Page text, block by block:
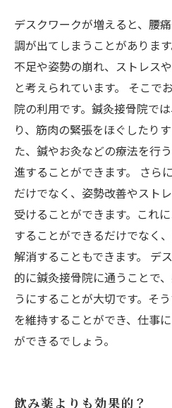
デスクワークが増えると、腰
調が出てしまうことがありま
不足や姿勢の崩れ、ストレス
と考えられています。 そこで
院の利用です。鍼灸接骨院で
り、筋肉の緊張をほぐしたり
た、鍼やお灸などの療法を行
進することができます。 さら
だけでなく、姿勢改善やスト
受けることができます。これ
することができるだけでなく
解消することもできます。 デ
的に鍼灸接骨院に通うことで
うにすることが大切です。そ
を維持することができ、仕事
ができるでしょう。
飲み薬よりも効果的？